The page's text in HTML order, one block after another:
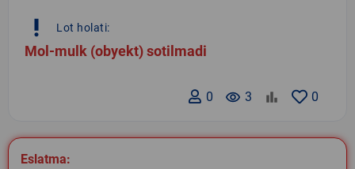
priority_high Lot holati:
Mol-mulk (obyekt) sotilmadi
0
remove_red_eye 3
0
Eslatma: